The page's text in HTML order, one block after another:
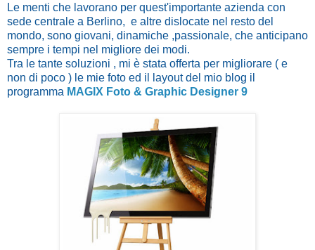
Le menti che lavorano per quest'importante azienda con
sede centrale a Berlino, e altre dislocate nel resto del
mondo, sono giovani, dinamiche ,passionale, che anticipano
sempre i tempi nel migliore dei modi.
Tra le tante soluzioni , mi è stata offerta per migliorare ( e
non di poco ) le mie foto ed il layout del mio blog il
programma MAGIX Foto & Graphic Designer 9